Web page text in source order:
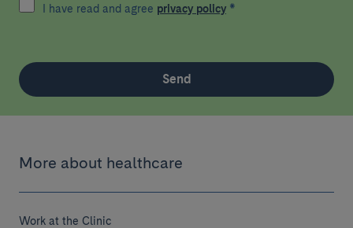
I have read and agree privacy policy *
Send
More about healthcare
Work at the Clinic